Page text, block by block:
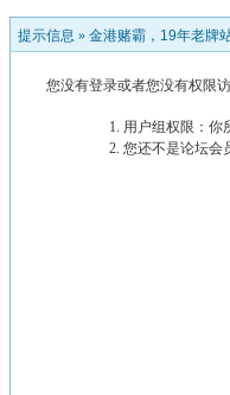
提示信息 » 金港赌霸，19年老牌
您没有登录或者您没有权限
用户组权限：你
您还不是论坛会